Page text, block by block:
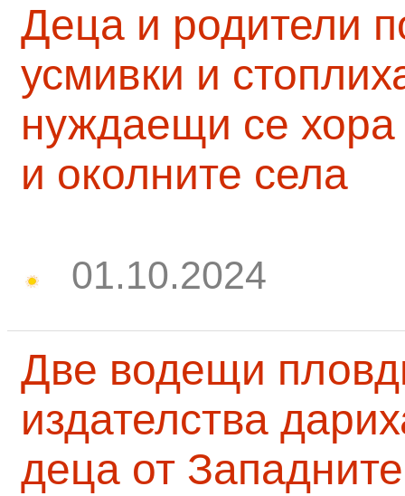
Деца и родители
усмивки и
нуждаещи се
и околните села
01.10.2024
Две водещи
издателства
деца от